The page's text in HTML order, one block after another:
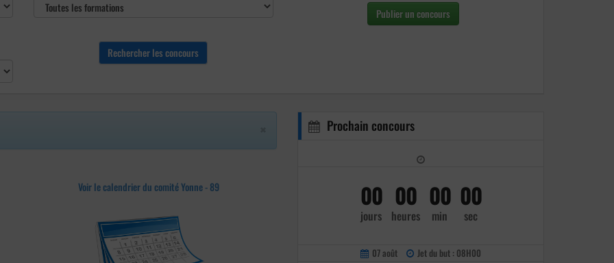
Publier un concours
Voir le calendrier du comité Yonne - 89
Prochain concours
00
jours
00
heures
00
min
00
sec
07 août Jet du but : 08H00